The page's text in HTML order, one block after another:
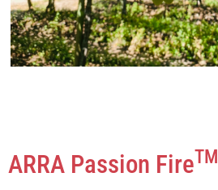
ARRA Passion FireTM